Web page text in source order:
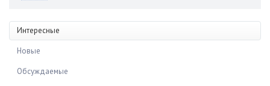
Интересные
Новые
Обсуждаемые